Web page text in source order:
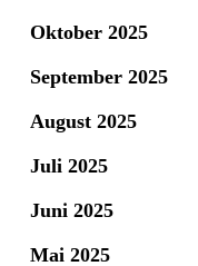
Oktober 2025
September 2025
August 2025
Juli 2025
Juni 2025
Mai 2025